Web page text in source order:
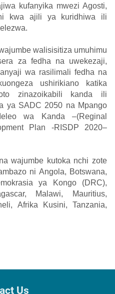
kufanyika mwezi Agosti,
kwa ajili ya kuridhiwa ili
walisisitiza umuhimu
za fedha na uwekezaji,
wa rasilimali fedha na
ushirikiano katika
zinazoikabili kanda ili
ya SADC 2050 na Mpango
wa Kanda –(Reginal
Plan -RISDP 2020–
wajumbe kutoka nchi zote
ni Angola, Botswana,
ya Kongo (DRC),
Malawi, Mauritius,
Afrika Kusini, Tanzania,
Us